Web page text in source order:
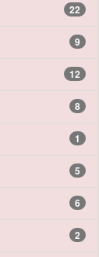
22
9
12
8
1
5
6
2